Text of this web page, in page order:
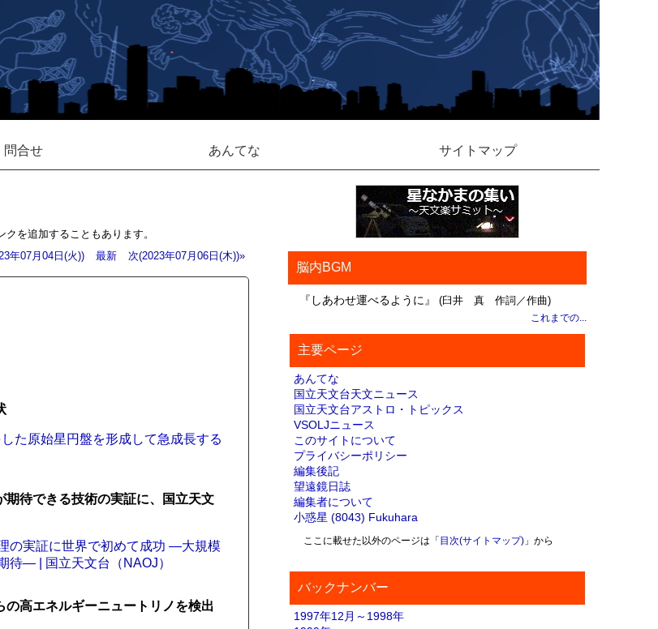
問合せ あんてな サイトマップ
を追加することもあります。
年07月04日(火))
最新 次(2023年07月06日(木))»
た原始星円盤を形成して急成長する
待できる技術の実証に、国立天文
の実証に世界で初めて成功 ―大規模
待― | 国立天文台（NAOJ）
高エネルギーニュートリノを検出
脳内BGM
『しあわせ運べるように』 (臼井 真 作詞／作曲)
これまでの...
主要ページ
あんてな
国立天文台天文ニュース
国立天文台アストロ・トピックス
VSOLJニュース
このサイトについて
プライバシーポリシー
編集後記
望遠鏡日誌
編集者について
小惑星 (8043) Fukuhara
ここに載せた以外のページは「 目次(サイトマップ)」から
バックナンバー
1997年12月～1998年